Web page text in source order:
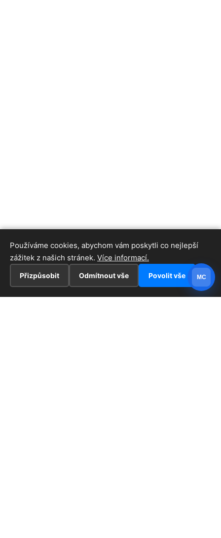
Používáme cookies, abychom vám poskytli co nejlepší
zážitek z našich stránek. Více informací.
Přizpůsobit Odmítnout vše Povolit vše MC